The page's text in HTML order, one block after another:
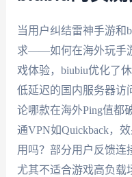
当用户纠结雷神手游和
求——如何在海外玩手
戏体验，biubiu优化了
低延迟的国内服务器访
论哪款在海外Ping值都
通VPN如Quickback，
用吗？部分用户反馈连
尤其不适合游戏高负载